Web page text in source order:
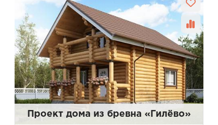
Проект дома из бревна «Гилёво»